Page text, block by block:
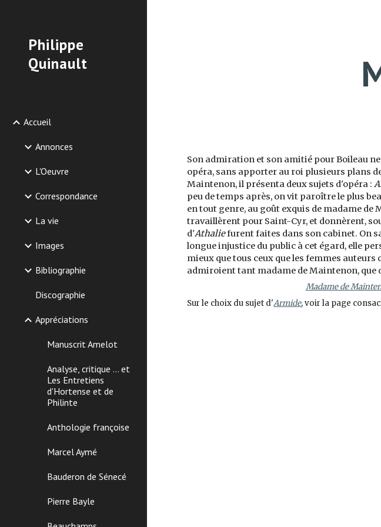
Philippe
Quinault
Accueil
Annonces
L'Oeuvre
Correspondance
La vie
Images
Bibliographie
Discographie
Appréciations
Manuscrit Amelot
Analyse, critique ... et
Les Entretiens
d'Hortense et de
Philinte
Anthologie françoise
Marcel Aymé
Bauderon de Sénecé
Pierre Bayle
Son admiration et son amitié pour Boileau
opéra, sans apporter au roi plusieurs plans
Maintenon, il présenta deux sujets d'opéra :
peu de temps après, on vit paroître le plus
en tout genre, au goût exquis de madame
travaillèrent pour Saint-Cyr, et donnèrent,
d'Athaliefurent faites dans son cabinet. On
longue injustice du public à cet égard, elle
mieux que tous ceux que les femmes
admiroient tant madame de Maintenon, que
Madame de
Sur le choix du sujet d'Armide, voir la page